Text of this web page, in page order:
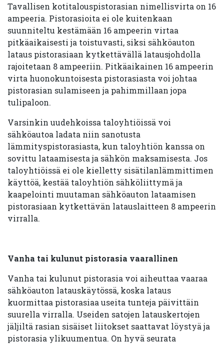
Tavallisen kotitalouspistorasian nimellisvirta on 16
ampeeria. Pistorasioita ei ole kuitenkaan
suunniteltu kestämään 16 ampeerin virtaa
pitkäaikaisesti ja toistuvasti, siksi sähköauton
lataus pistorasiaan kytkettävällä latausjohdolla
rajoitetaan 8 ampeeriin. Pitkäaikainen 16 ampeerin
virta huonokuntoisesta pistorasiasta voi johtaa
pistorasian sulamiseen ja pahimmillaan jopa
tulipaloon.
Varsinkin uudehkoissa taloyhtiöissä voi
sähköautoa ladata niin sanotusta
lämmityspistorasiasta, kun taloyhtiön kanssa on
sovittu lataamisesta ja sähkön maksamisesta. Jos
taloyhtiöissä ei ole kielletty sisätilanlämmittimen
käyttöä, kestää taloyhtiön sähköliittymä ja
kaapelointi muutaman sähköauton lataamisen
pistorasiaan kytkettävän latauslaitteen 8 ampeerin
virralla.
Vanha tai kulunut pistorasia vaarallinen
Vanha tai kulunut pistorasia voi aiheuttaa vaaraa
sähköauton latauskäytössä, koska lataus
kuormittaa pistorasiaa useita tunteja päivittäin
suurella virralla. Useiden satojen latauskertojen
jäljiltä rasian sisäiset liitokset saattavat löystyä ja
pistorasia ylikuumentua. On hyvä seurata